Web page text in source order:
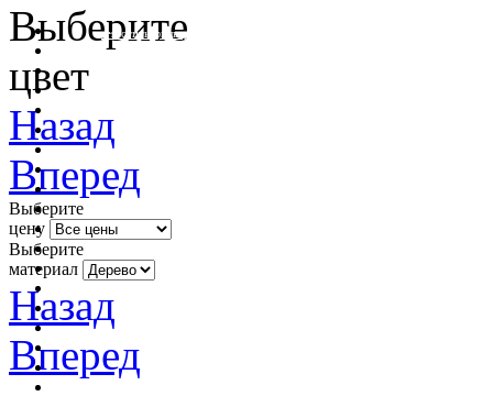
очистить фильтр цвета
Выберите
цвет
Назад
Вперед
Выберите
цену
Выберите
материал
Назад
Вперед